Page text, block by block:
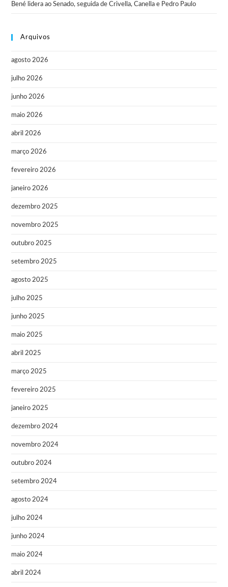
Bené lidera ao Senado, seguida de Crivella, Canella e Pedro Paulo
Arquivos
agosto 2026
julho 2026
junho 2026
maio 2026
abril 2026
março 2026
fevereiro 2026
janeiro 2026
dezembro 2025
novembro 2025
outubro 2025
setembro 2025
agosto 2025
julho 2025
junho 2025
maio 2025
abril 2025
março 2025
fevereiro 2025
janeiro 2025
dezembro 2024
novembro 2024
outubro 2024
setembro 2024
agosto 2024
julho 2024
junho 2024
maio 2024
abril 2024